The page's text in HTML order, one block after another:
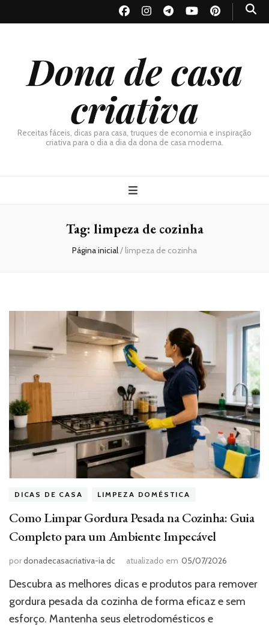
Dona de casa
criativa
Receitas fáceis, dicas para casa, truques de economia e inspiração
criativa para o dia a dia da dona de casa moderna.
Tag: limpeza de cozinha
Página inicial/ limpeza de cozinha
DICAS DE CASA LIMPEZA DOMÉSTICA
Como Limpar Gordura Pesada na Cozinha: Guia
Completo para um Ambiente Impecável
pordonadecasacriativa-ia dc atualizado em 05/07/2026
Descubra as melhores dicas e produtos para remover
gordura pesada da cozinha de forma eficaz e sem
esforço. Mantenha seus eletrodomésticos e